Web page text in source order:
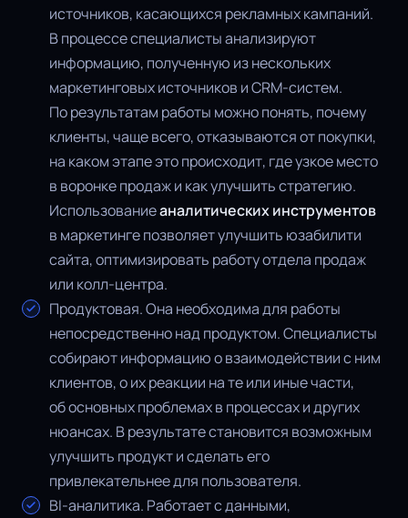
источников, касающихся рекламных кампаний.
В процессе специалисты анализируют
информацию, полученную из нескольких
маркетинговых источников и CRM-систем.
По результатам работы можно понять, почему
клиенты, чаще всего, отказываются от покупки,
на каком этапе это происходит, где узкое место
в воронке продаж и как улучшить стратегию.
Использованиеаналитических инструментов
в маркетинге позволяет улучшить юзабилити
сайта, оптимизировать работу отдела продаж
или колл-центра.
Продуктовая. Она необходима для работы
непосредственно над продуктом. Специалисты
собирают информацию о взаимодействии с ним
клиентов, о их реакции на те или иные части,
об основных проблемах в процессах и других
нюансах. В результате становится возможным
улучшить продукт и сделать его
привлекательнее для пользователя.
BI-аналитика. Работает с данными,